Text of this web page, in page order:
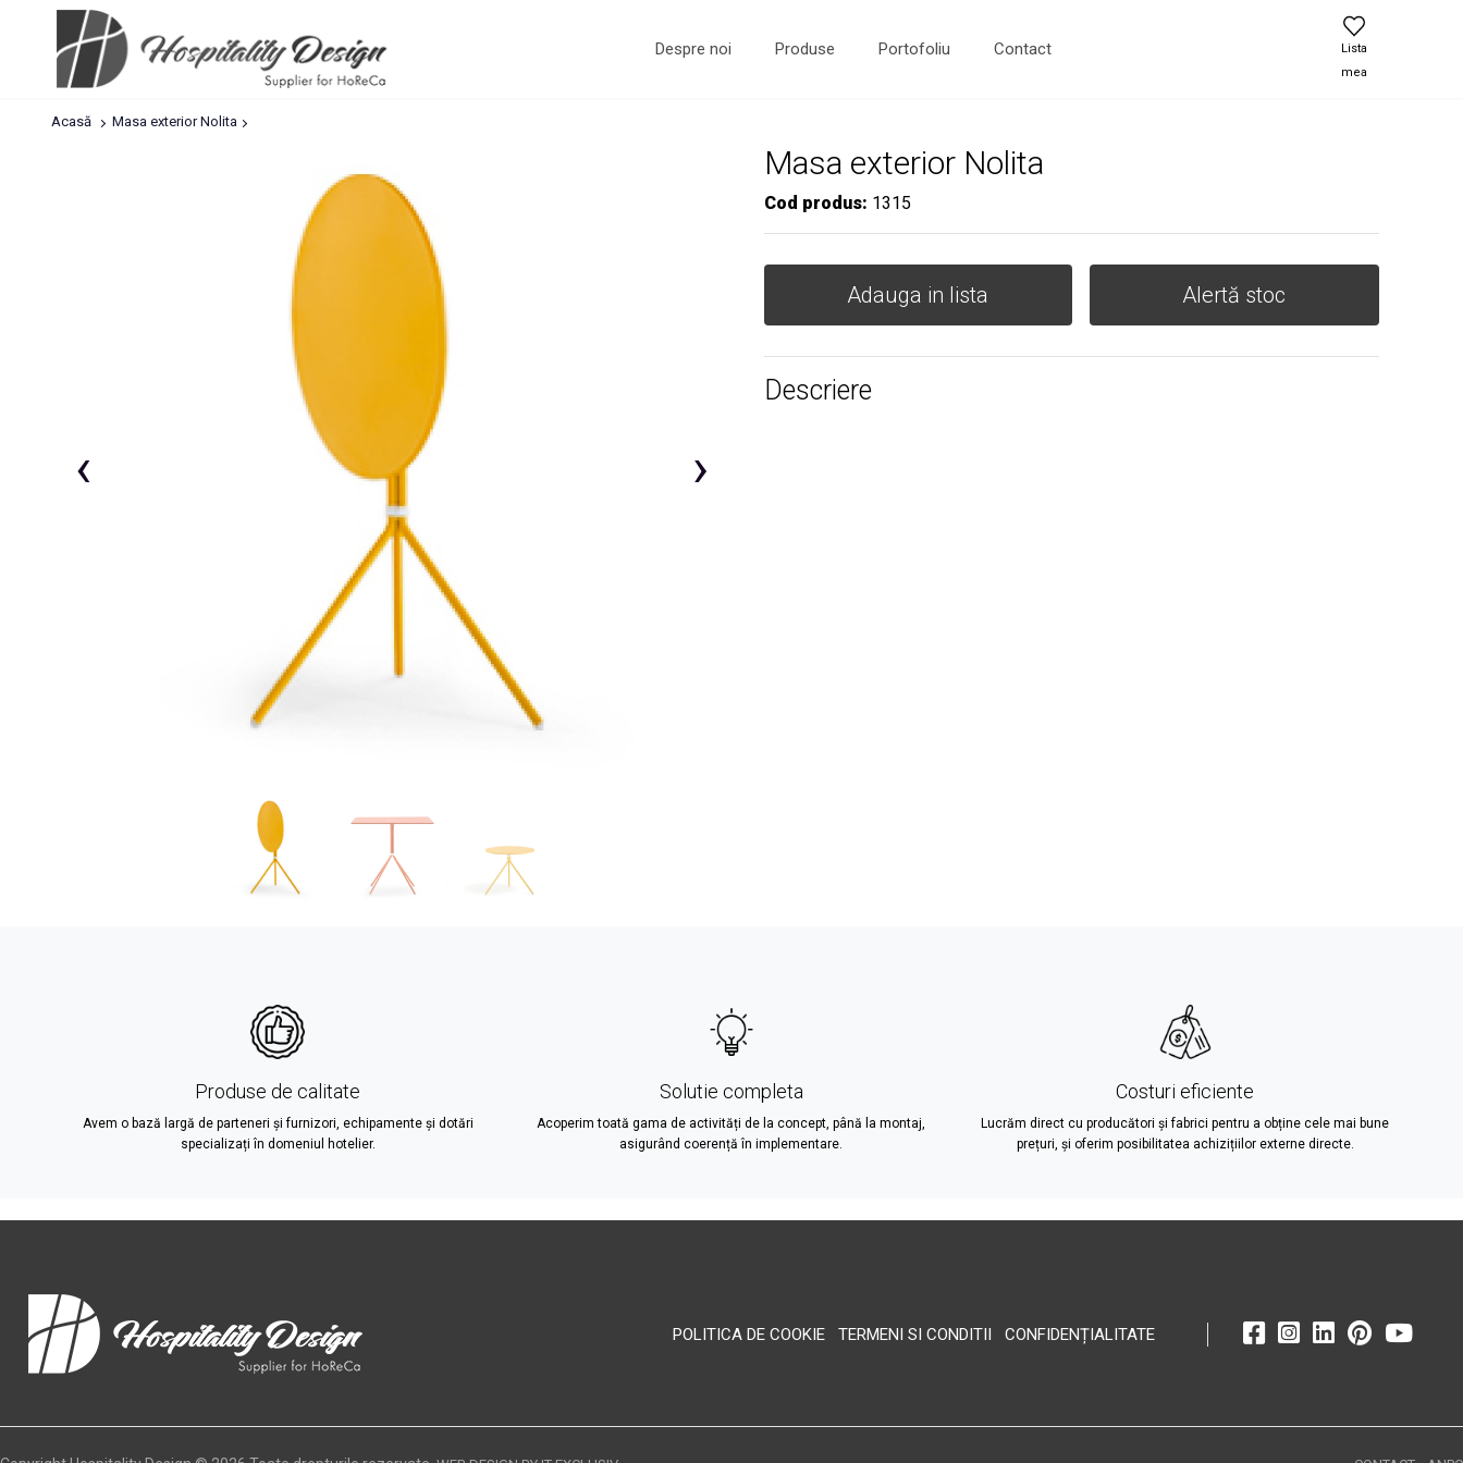
Despre noi Produse Portofoliu Contact
Lista
mea
Acasă Masa exterior Nolita
›
‹
Masa exterior Nolita
Cod produs: 1315
Adauga in lista Alertă stoc
Descriere
Produse de calitate
Avem o bază largă de parteneri și furnizori, echipamente și dotări
specializați în domeniul hotelier.
Solutie completa
Acoperim toată gama de activități de la concept, până la montaj,
asigurând coerență în implementare.
Costuri eficiente
Lucrăm direct cu producători și fabrici pentru a obține cele mai bune
prețuri, și oferim posibilitatea achizițiilor externe directe.
POLITICA DE COOKIE TERMENI SI CONDITII CONFIDENȚIALITATE